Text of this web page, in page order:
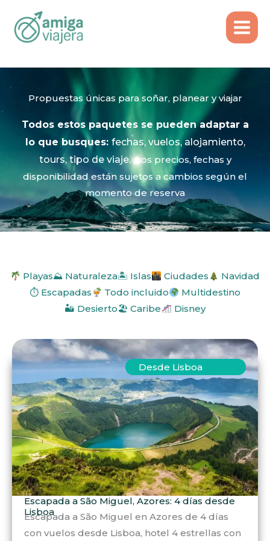
contenido
Propuestas únicas para soñar, planear y viajar​
Todos estos paquetesse pueden adaptar a
lo que busques: fechas, vuelos, alojamiento,
tours, tipo de viaje.Los precios, fechas y
disponibilidad están sujetos a cambios según el
momento de reserva
Playas⛰ Naturaleza🏝 Islas Ciudades
Navidad
⏱ Escapadas
Todo incluido
Multidestino
🏜 Desierto🏖 Caribe Disney
Desde Lisboa
Escapada a São Miguel, Azores: 4 días desde
Lisboa
Escapada a São Miguel en Azores de 4 días
con vuelos desde Lisboa, hotel 4 estrellas con